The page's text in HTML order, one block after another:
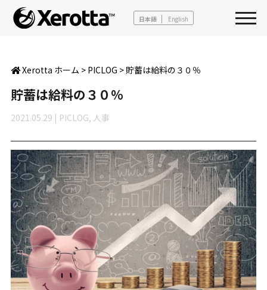
日本語 English
Xerotta ホーム > PICLOG > 貯蓄は給料の３０％
貯蓄は給料の３０％
2021.05.29 | PICLOG, 人事